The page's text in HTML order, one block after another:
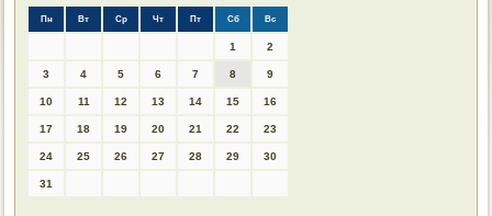
Пн Вт Ср Чт Пт Сб Вс
1 2
3 4 5 6 7 8 9
10 11 12 13 14 15 16
17 18 19 20 21 22 23
24 25 26 27 28 29 30
31